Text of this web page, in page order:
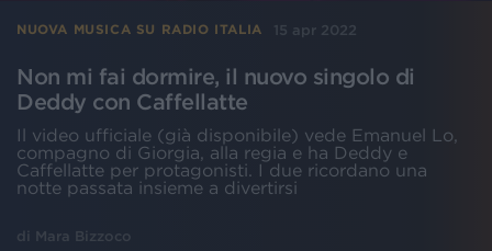
NUOVA MUSICA SU RADIO ITALIA 15 apr 2022
Non mi fai dormire, il nuovo singolo di
Deddy con Caffellatte
Il video ufficiale (già disponibile) vede Emanuel Lo,
compagno di Giorgia, alla regia e ha Deddy e
Caffellatte per protagonisti. I due ricordano una
notte passata insieme a divertirsi
di Mara Bizzoco